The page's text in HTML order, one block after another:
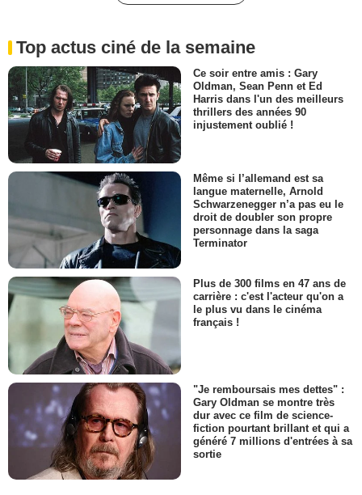
Top actus ciné de la semaine
Ce soir entre amis : Gary
Oldman, Sean Penn et Ed
Harris dans l'un des meilleurs
thrillers des années 90
injustement oublié !
Même si l’allemand est sa
langue maternelle, Arnold
Schwarzenegger n’a pas eu le
droit de doubler son propre
personnage dans la saga
Terminator
Plus de 300 films en 47 ans de
carrière : c'est l'acteur qu'on a
le plus vu dans le cinéma
français !
"Je remboursais mes dettes" :
Gary Oldman se montre très
dur avec ce film de science-
fiction pourtant brillant et qui a
généré 7 millions d'entrées à sa
sortie